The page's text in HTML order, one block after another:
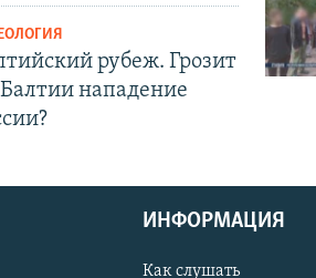
рубеж. Грозит
нападение
ИНФОРМАЦИЯ
Как слушать